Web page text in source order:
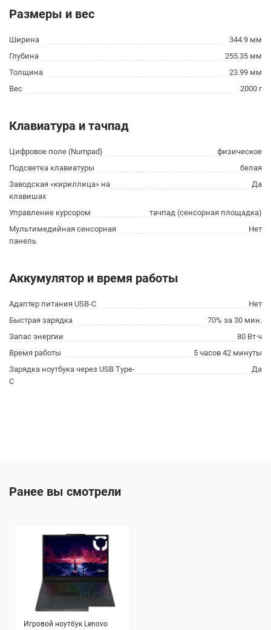
Размеры и вес
Ширина
344.9 мм
Глубина
255.35 мм
Толщина
23.99 мм
Вес
2000 г
Клавиатура и тачпад
Цифровое поле (Numpad)
физическое
Подсветка клавиатуры
белая
Заводская «кириллица» на
клавишах
Да
Управление курсором
тачпад (сенсорная площадка)
Мультимедийная сенсорная
панель
Нет
Аккумулятор и время работы
Адаптер питания USB-C
Нет
Быстрая зарядка
70% за 30 мин.
Запас энергии
80 Вт·ч
Время работы
5 часов 42 минуты
Зарядка ноутбука через USB Type-
C
Да
Ранее вы смотрели
Игровой ноутбук Lenovo